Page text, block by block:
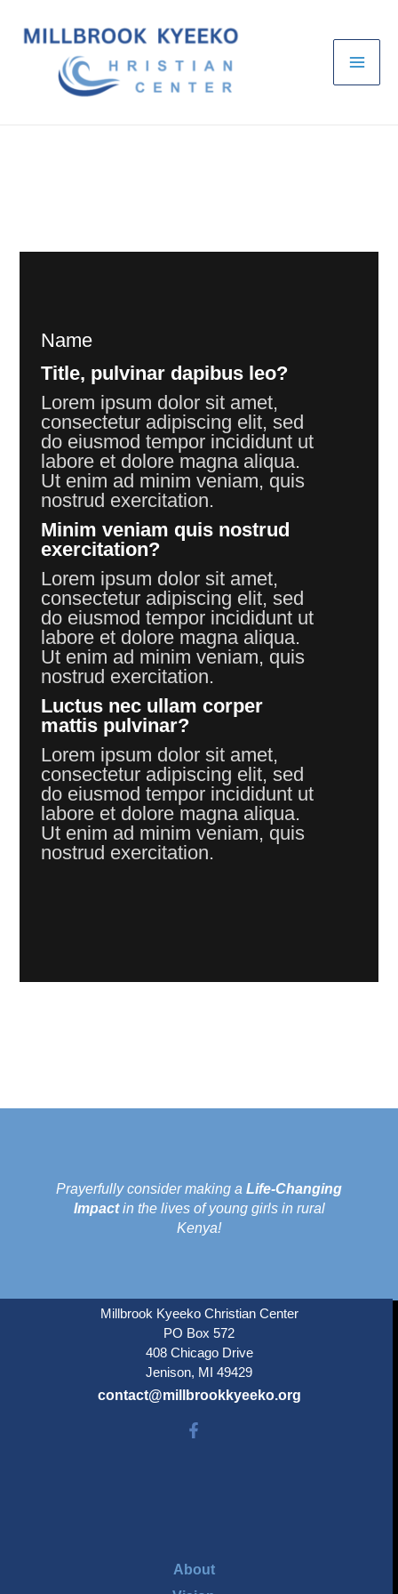
content
Name
Title, pulvinar dapibus leo?
Lorem ipsum dolor sit amet,
consectetur adipiscing elit, sed
do eiusmod tempor incididunt ut
labore et dolore magna aliqua.
Ut enim ad minim veniam, quis
nostrud exercitation.
Minim veniam quis nostrud
exercitation?
Lorem ipsum dolor sit amet,
consectetur adipiscing elit, sed
do eiusmod tempor incididunt ut
labore et dolore magna aliqua.
Ut enim ad minim veniam, quis
nostrud exercitation.
Luctus nec ullam corper
mattis pulvinar?
Lorem ipsum dolor sit amet,
consectetur adipiscing elit, sed
do eiusmod tempor incididunt ut
labore et dolore magna aliqua.
Ut enim ad minim veniam, quis
nostrud exercitation.
Prayerfully consider making a Life-Changing
Impactin the lives of young girls in rural
Kenya!
Millbrook Kyeeko Christian Center
PO Box 572
408 Chicago Drive
Jenison, MI 49429
contact@millbrookkyeeko.org
About